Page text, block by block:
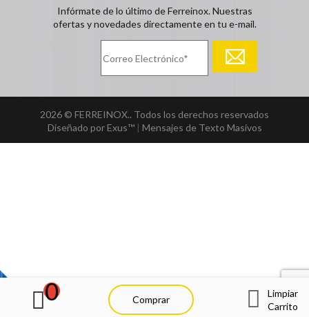
0 Comprar
Limpiar
Carrito
Infórmate de lo último de Ferreinox. Nuestras
ofertas y novedades directamente en tu e-mail.
2026 © FERREINOX.. Todos los derechos reservados
Diseñado por Exus™| Mensajes de Texto Masivos